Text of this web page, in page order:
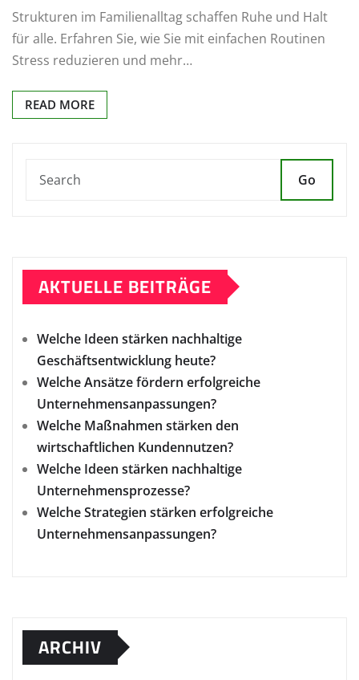
Strukturen im Familienalltag schaffen Ruhe und Halt
für alle. Erfahren Sie, wie Sie mit einfachen Routinen
Stress reduzieren und mehr…
READ MORE
Go
AKTUELLE BEITRÄGE
Welche Ideen stärken nachhaltige
Geschäftsentwicklung heute?
Welche Ansätze fördern erfolgreiche
Unternehmensanpassungen?
Welche Maßnahmen stärken den
wirtschaftlichen Kundennutzen?
Welche Ideen stärken nachhaltige
Unternehmensprozesse?
Welche Strategien stärken erfolgreiche
Unternehmensanpassungen?
ARCHIV